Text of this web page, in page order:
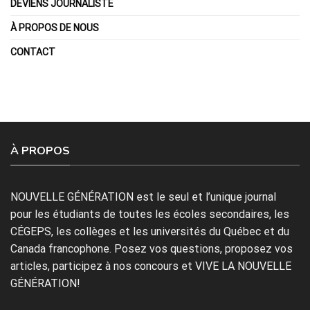
DEVIENS JOURNALISTE
À PROPOS DE NOUS
CONTACT
À PROPOS
NOUVELLE GÉNÉRATION est le seul et l’unique journal
pour les étudiants de toutes les écoles secondaires, les
CÉGEPS, les collèges et les universités du Québec et du
Canada francophone. Posez vos questions, proposez vos
articles, participez à nos concours et VIVE LA NOUVELLE
GÉNÉRATION!